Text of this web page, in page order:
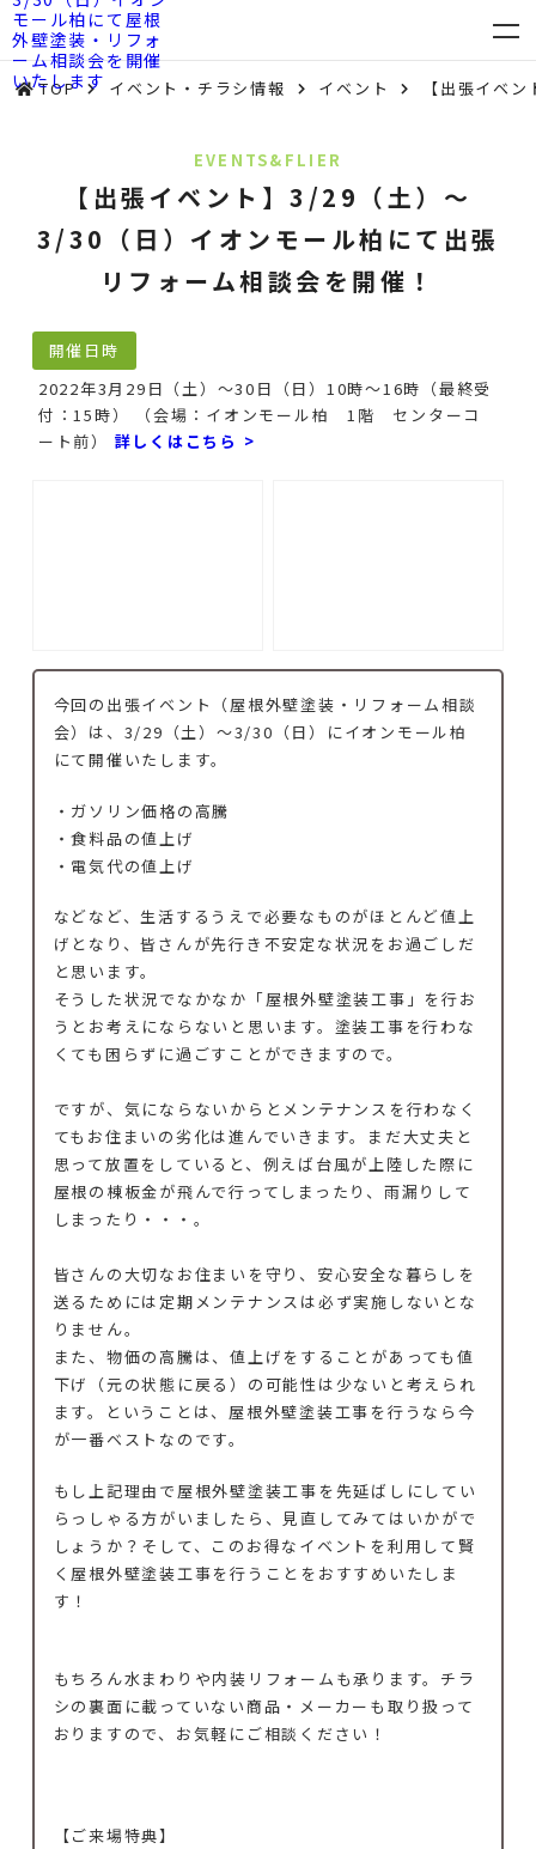
TOP イベント・チラシ情報 イベント 【出張イベ
EVENTS&FLIER
【出張イベント】3/29（土）～
3/30（日）イオンモール柏にて出張
リフォーム相談会を開催！
開催日時
2022年3月29日（土）～30日（日）10時～16時（最終受
付：15時） （会場：イオンモール柏 1階 センターコ
ート前） 詳しくはこちら >
今回の出張イベント（屋根外壁塗装・リフォーム相談
会）は、3/29（土）～3/30（日）
にイオンモール柏
にて開催いたします。
・ガソリン価格の高騰
・食料品の値上げ
・電気代の値上げ
などなど、生活するうえで必要なものがほとんど値上
げとなり、皆さんが先行き不安定な状況をお過ごしだ
と思います。
そうした状況でなかなか「屋根外壁塗装工事」を行お
うとお考えにならないと思います。塗装工事を行わな
くても困らずに過ごすことができますので。
ですが、気にならないからとメンテナンスを行わなく
てもお住まいの劣化は進んでいきます。まだ大丈夫と
思って放置をしていると、例えば台風が上陸した際に
屋根の棟板金が飛んで行ってしまったり、雨漏りして
しまったり・・・。
皆さんの大切なお住まいを守り、安心安全な暮らしを
送るためには定期メンテナンスは必ず実施しないとな
りません。
また、物価の高騰は、値上げをすることがあっても値
下げ（元の状態に戻る）の可能性は少ないと考えられ
ます。ということは、屋根外壁塗装工事を行うなら今
が一番ベストなのです。
もし上記理由で屋根外壁塗装工事を先延ばしにしてい
らっしゃる方がいましたら、見直してみてはいかがで
しょうか？そして、このお得なイベントを利用して賢
く屋根外壁塗装工事を行うことをおすすめいたしま
す！
もちろん水まわりや内装リフォームも承ります。チラ
シの裏面に載っていない商品・メーカーも取り扱って
おりますので、お気軽にご相談ください！
【ご来場特典】